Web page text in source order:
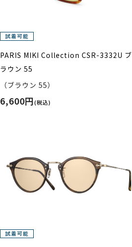
PARIS MIKI Collection CSR-3332U ブ
ラウン 55
（ブラウン 55）
6,600円(税込)